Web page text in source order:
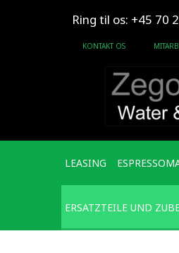
Ring til os: +45 70
KONTAKT OS
LEASING
ERSATZTEILE UND